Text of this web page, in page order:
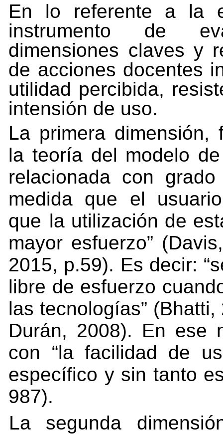
En lo referente a la
instrumento de
dimensiones claves y
de acciones docentes
utilidad percibida,
intensión de uso.
La primera dimensión,
la teoría del modelo de
relacionada con
grado
medida que el
usuario
que lautilización de
mayor esfuerzo” (Davis,
2015, p.59). Es decir:
libre de esfuerzo
las tecnologías”
Durán, 2008). En ese
con “la facilidad de
específico y sin tanto
987).
La
segunda